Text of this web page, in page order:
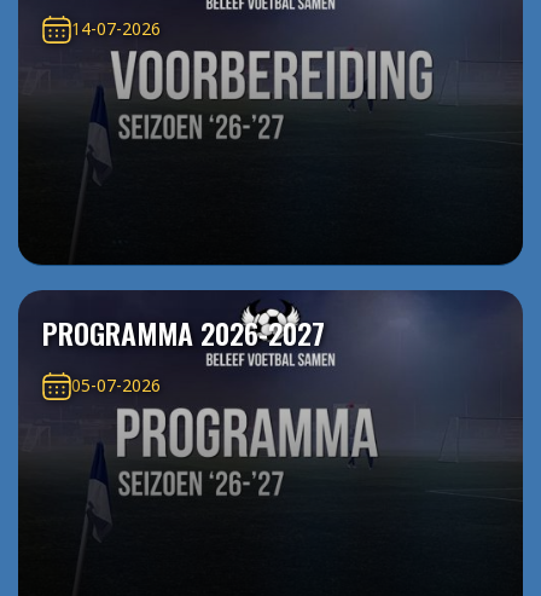
14-07-2026
PROGRAMMA 2026-2027
05-07-2026